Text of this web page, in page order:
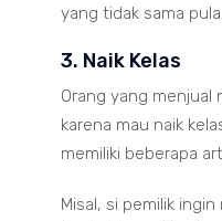
yang tidak sama pula.
3. Naik Kelas
Orang yang menjual
karena mau naik
memiliki beberapa
Misal, si pemilik